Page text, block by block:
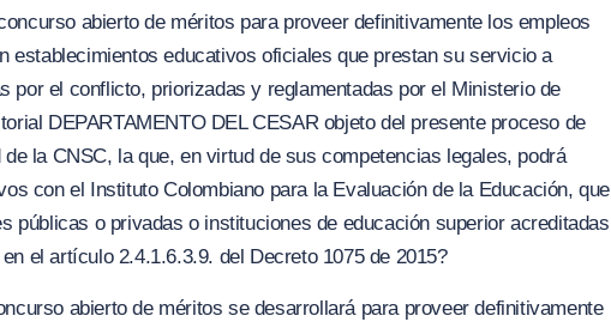
abierto de méritos para proveer definitivamente los empleos
educativos oficiales que prestan su servicio a
por el conflicto, priorizadas y reglamentadas por el Ministerio de
DEPARTAMENTO DEL CESAR objeto del presente proceso de
la CNSC, la que, en virtud de sus competencias legales, podrá
con el Instituto Colombiano para la Evaluación de la Educación, que
públicas o privadas o instituciones de educación superior acreditadas
el artículo 2.4.1.6.3.9. del Decreto 1075 de 2015?
abierto de méritos se desarrollará para proveer definitivamente